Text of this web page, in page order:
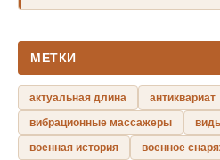
МЕТКИ
актуальная длина антиквариат
вибрационные массажеры
военная история
военное